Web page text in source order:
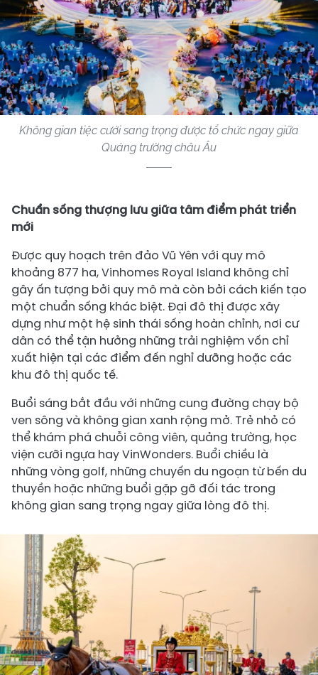
Không gian tiệc cưới sang trọng được tổ chức ngay giữa
Quảng trường châu Âu
Chuẩn sống thượng lưu giữa tâm điểm phát triển
mới
Được quy hoạch trên đảo Vũ Yên với quy mô
khoảng 877 ha, Vinhomes Royal Island không chỉ
gây ấn tượng bởi quy mô mà còn bởi cách kiến tạo
một chuẩn sống khác biệt. Đại đô thị được xây
dựng như một hệ sinh thái sống hoàn chỉnh, nơi cư
dân có thể tận hưởng những trải nghiệm vốn chỉ
xuất hiện tại các điểm đến nghỉ dưỡng hoặc các
khu đô thị quốc tế.
Buổi sáng bắt đầu với những cung đường chạy bộ
ven sông và không gian xanh rộng mở. Trẻ nhỏ có
thể khám phá chuỗi công viên, quảng trường, học
viện cưỡi ngựa hay VinWonders. Buổi chiều là
những vòng golf, những chuyến du ngoạn từ bến du
thuyền hoặc những buổi gặp gỡ đối tác trong
không gian sang trọng ngay giữa lòng đô thị.